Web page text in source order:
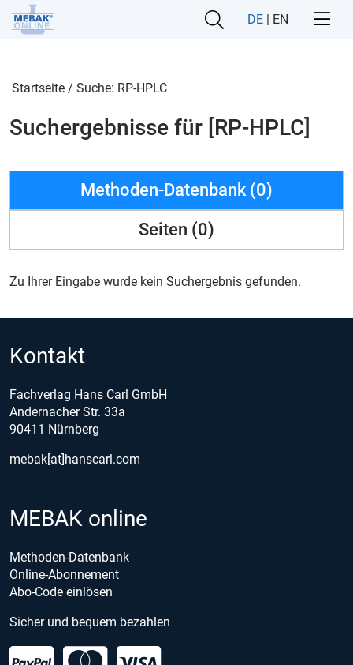
DE | EN
Startseite / Suche: RP-HPLC
Suchergebnisse für [RP-HPLC]
Methoden-Datenbank (0)
Seiten (0)
Zu Ihrer Eingabe wurde kein Suchergebnis gefunden.
Kontakt
Fachverlag Hans Carl GmbH
Andernacher Str. 33a
90411 Nürnberg
mebak[at]hanscarl.com
MEBAK online
Methoden-Datenbank
Online-Abonnement
Abo-Code einlösen
Sicher und bequem bezahlen